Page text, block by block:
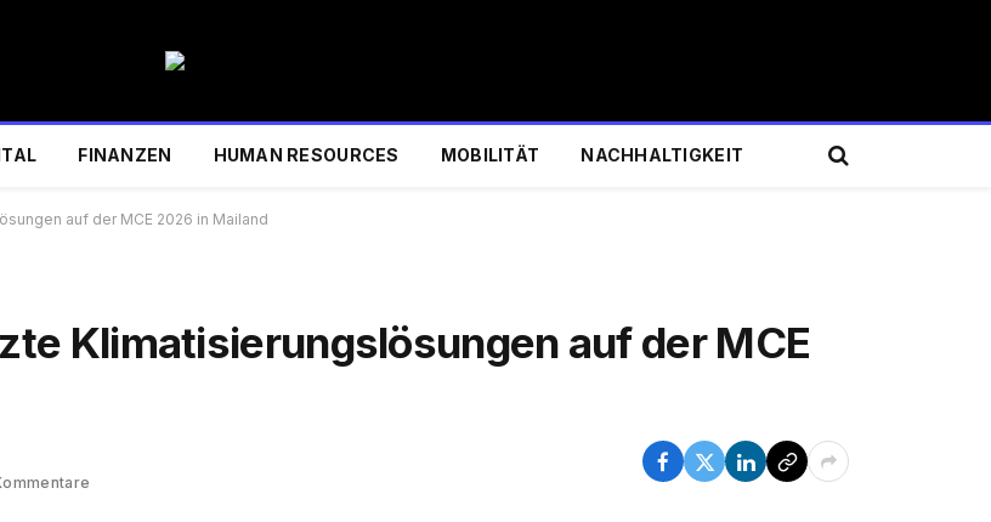
FINANZEN HUMAN RESOURCES MOBILITÄT NACHHALTIGKEIT
auf der MCE 2026 in Mailand
Klimatisierungslösungen auf der MCE